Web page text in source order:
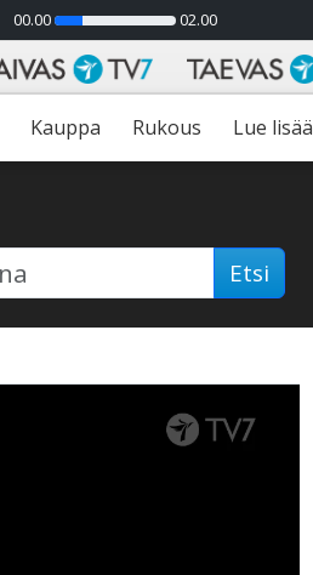
00.00
23%
02.00
Kauppa Rukous Lue lisää
Etsi